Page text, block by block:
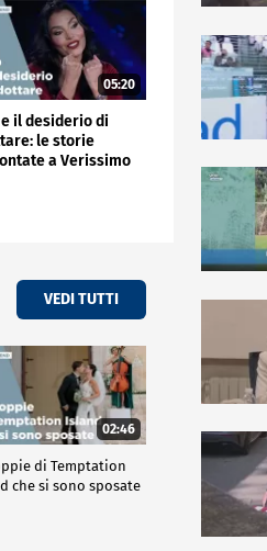
05:20
e il desiderio di
le storie
a Verissimo
VEDI TUTTI
02:46
di Temptation
che si sono sposate